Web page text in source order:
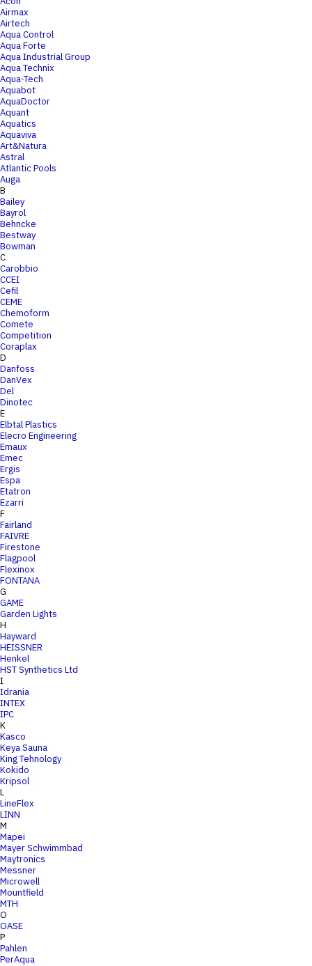
Airmax
Airtech
Aqua Control
Aqua Forte
Aqua Industrial Group
Aqua Technix
Aqua-Tech
Aquabot
AquaDoctor
Aquant
Aquatics
Aquaviva
Art&Natura
Astral
Atlantic Pools
Auga
B
Bailey
Bayrol
Behncke
Bestway
Bowman
C
Carobbio
CCEI
Cefil
CEME
Chemoform
Comete
Competition
Coraplax
D
Danfoss
DanVex
Del
Dinotec
E
Elbtal Plastics
Elecro Engineering
Emaux
Emec
Ergis
Espa
Etatron
Ezarri
F
Fairland
FAIVRE
Firestone
Flagpool
Flexinox
FONTANA
G
GAME
Garden Lights
H
Hayward
HEISSNER
Henkel
HST Synthetics Ltd
I
Idrania
INTEX
IPC
K
Kasco
Keya Sauna
King Tehnology
Kokido
Kripsol
L
LineFlex
LINN
M
Mapei
Mayer Schwimmbad
Maytronics
Messner
Microwell
Mountfield
MTH
O
OASE
P
Pahlen
PerAqua